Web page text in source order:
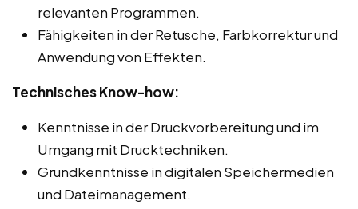
relevanten Programmen.
Fähigkeiten in der Retusche, Farbkorrektur und
Anwendung von Effekten.
Technisches Know-how:
Kenntnisse in der Druckvorbereitung und im
Umgang mit Drucktechniken.
Grundkenntnisse in digitalen Speichermedien
und Dateimanagement.